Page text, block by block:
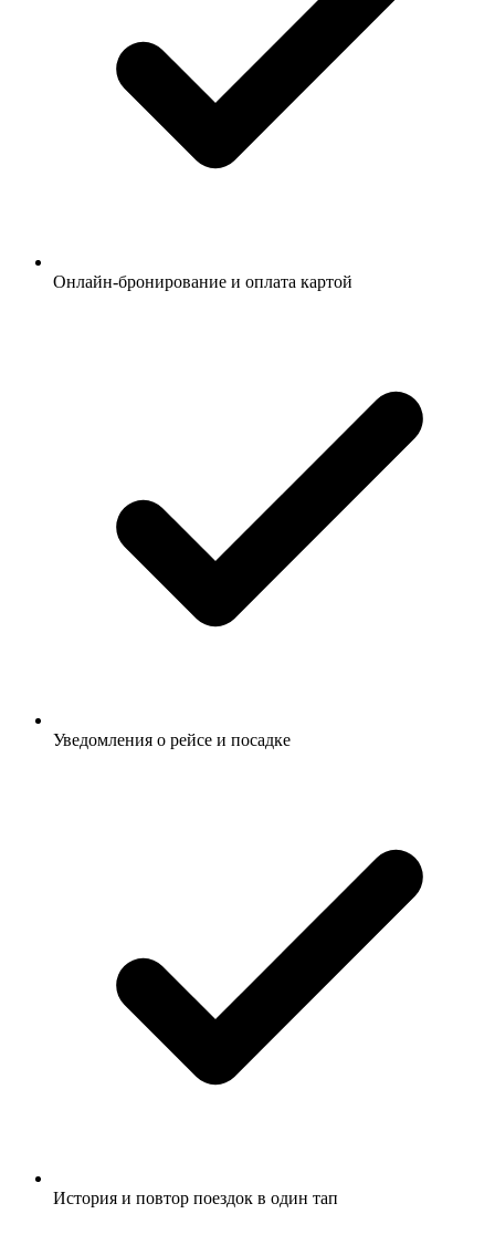
Онлайн-бронирование и оплата картой
Уведомления о рейсе и посадке
История и повтор поездок в один тап